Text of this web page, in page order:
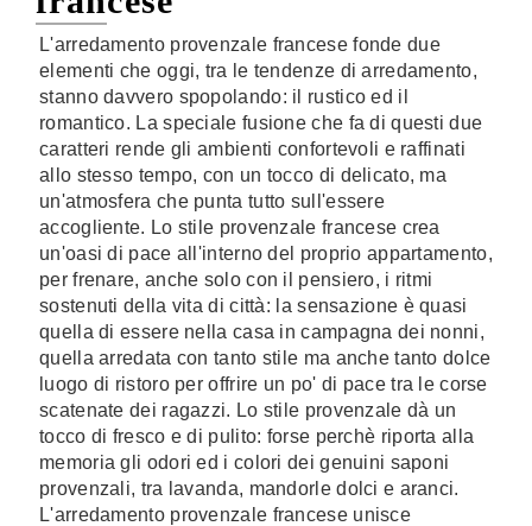
L'arredamento provenzale francese fonde due
elementi che oggi, tra le tendenze di arredamento,
stanno davvero spopolando: il rustico ed il
romantico. La speciale fusione che fa di questi due
caratteri rende gli ambienti confortevoli e raffinati
allo stesso tempo, con un tocco di delicato, ma
un'atmosfera che punta tutto sull'essere
accogliente. Lo stile provenzale francese crea
un'oasi di pace all'interno del proprio appartamento,
per frenare, anche solo con il pensiero, i ritmi
sostenuti della vita di città: la sensazione è quasi
quella di essere nella casa in campagna dei nonni,
quella arredata con tanto stile ma anche tanto dolce
luogo di ristoro per offrire un po' di pace tra le corse
scatenate dei ragazzi. Lo stile provenzale dà un
tocco di fresco e di pulito: forse perchè riporta alla
memoria gli odori ed i colori dei genuini saponi
provenzali, tra lavanda, mandorle dolci e aranci.
L'arredamento provenzale francese unisce